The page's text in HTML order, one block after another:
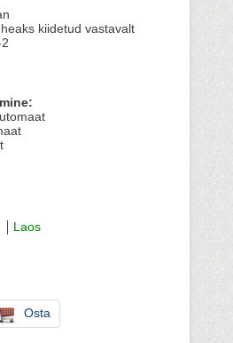
kiidetud vastavalt
Laos
Osta